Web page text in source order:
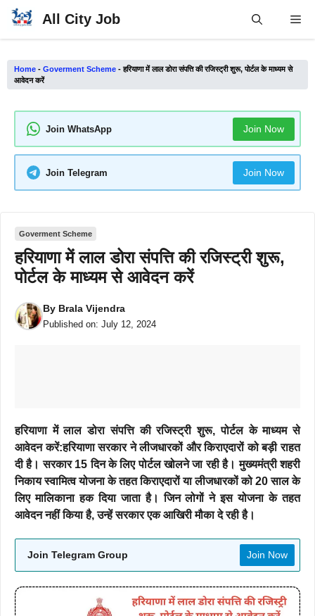
Skip
All City Job
Home - Goverment Scheme -हरियाणा में लाल डोरा संपत्ति की रजिस्ट्री शुरू, पोर्टल के माध्यम से
आवेदन करें
Join WhatsApp Join Now
Join Telegram Join Now
Goverment Scheme
हरियाणा में लाल डोरा संपत्ति की रजिस्ट्री शुरू,
पोर्टल के माध्यम से आवेदन करें
By Brala Vijendra
Published on: July 12, 2024
हरियाणा में लाल डोरा संपत्ति की रजिस्ट्री शुरू, पोर्टल के माध्यम से
आवेदन करें:हरियाणा सरकार ने लीजधारकों और किराएदारों को बड़ी राहत
दी है। सरकार 15 दिन के लिए पोर्टल खोलने जा रही है। मुख्यमंत्री शहरी
निकाय स्वामित्व योजना के तहत किराएदारों या लीजधारकों को 20 साल के
लिए मालिकाना हक दिया जाता है। जिन लोगों ने इस योजना के तहत
आवेदन नहीं किया है, उन्हें सरकार एक आखिरी मौका दे रही है।
Join Telegram Group Join Now